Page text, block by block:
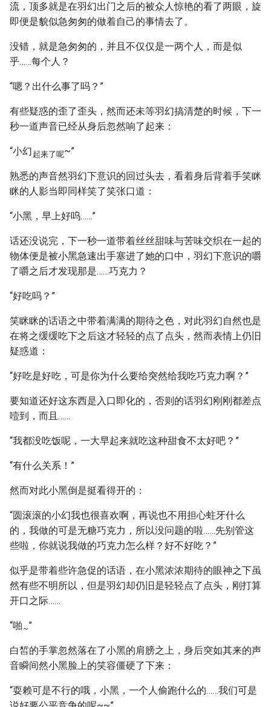
流，顶多就是在羽幻出门之后的被众人惊艳的看了两眼，旋
即便是貌似急匆匆的做着自己的事情去了。
没错，就是急匆匆的，并且不仅仅是一两个人，而是似
乎……每个人？
“嗯？出什么事了吗？”
有些疑惑的歪了歪头，然而还未等羽幻搞清楚的时候，下一
秒一道声音已经从身后忽然响了起来：
“小幻 起来了呢~”
熟悉的声音然羽幻下意识的回过头去，看着身后背着手笑眯
眯的人影当即同样笑了笑张口道：
“小黑，早上好呜……”
话还没说完，下一秒一道带着丝丝甜味与苦味交织在一起的
物体便是被小黑急速出手塞进了她的口中，羽幻下意识的嚼
了嚼之后才发现那是……巧克力？
“好吃吗？”
笑眯眯的话语之中带着满满的期待之色，对此羽幻自然也是
在将之缓缓吃下之后这才轻轻的点了点头，然而表情上仍旧
疑惑道：
“好吃是好吃，可是你为什么要给突然给我吃巧克力啊？”
要知道还好这东西是入口即化的，否则的话羽幻刚刚都差点
噎到，而且……
“我都没吃饭呢，一大早起来就吃这种甜食不太好吧？”
“有什么关系！”
然而对此小黑倒是挺看得开的：
“圆滚滚的小幻我也很喜欢啊，再说也不用担心蛀牙什么
的，我做的可是无糖巧克力，所以没问题的啦……先别管这
些啦，你就说我做的巧克力怎么样？好不好吃？”
似乎是带着些许急促的话语，在小黑浓浓期待的眼神之下虽
然有些不明所以，但是羽幻却仍旧是轻轻点了点头，刚打算
开口之际……
“啪 ~”
白皙的手掌忽然落在了小黑的肩膀之上，身后突如其来的声
音瞬间然小黑脸上的笑容僵硬了下来：
“耍赖可是不行的哦，小黑，一个人偷跑什么的……我们可是